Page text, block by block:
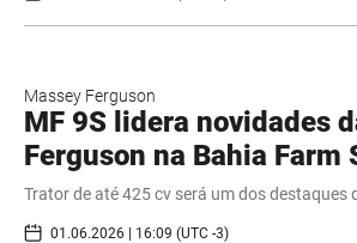
Massey Ferguson
MF 9S lidera novidades
Ferguson na Bahia Farm
Trator de até 425 cv será um dos destaques
01.06.2026 | 16:09 (UTC -3)